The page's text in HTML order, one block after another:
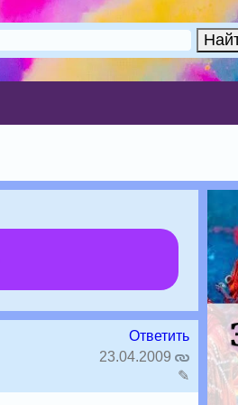
Ответить
23.04.2009
✎